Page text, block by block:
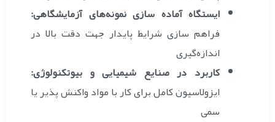
ایستگاه آماده سازی نمونه‌های آزمایشگاهی:
فراهم سازی شرایط پایدار جهت دقت بالا در
اندازه‌گیری
کاربرد در صنایع شیمیایی و بیوتکنولوژی:
ایزولاسیون کامل برای کار با مواد واکنش پذیر یا
سمی